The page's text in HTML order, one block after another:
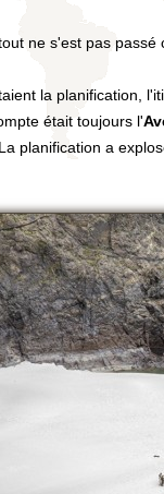
ne s'est pas passé
la planification,
était toujours l'
planification a